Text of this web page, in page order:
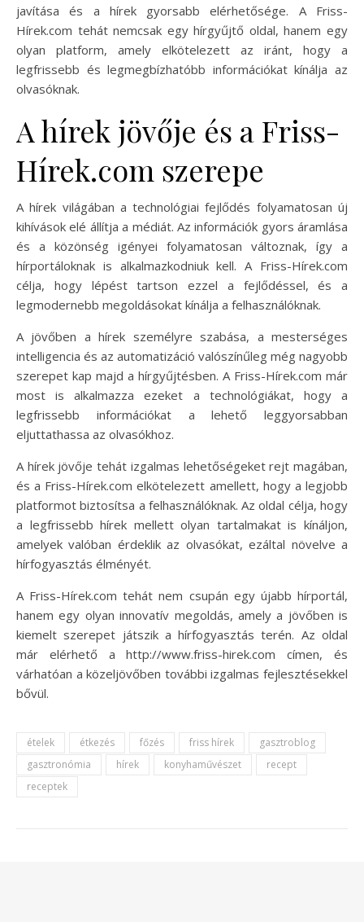
javítása és a hírek gyorsabb elérhetősége. A Friss-
Hírek.com tehát nemcsak egy hírgyűjtő oldal, hanem egy
olyan platform, amely elkötelezett az iránt, hogy a
legfrissebb és legmegbízhatóbb információkat kínálja az
olvasóknak.
A hírek jövője és a Friss-
Hírek.com szerepe
A hírek világában a technológiai fejlődés folyamatosan új
kihívások elé állítja a médiát. Az információk gyors áramlása
és a közönség igényei folyamatosan változnak, így a
hírportáloknak is alkalmazkodniuk kell. A Friss-Hírek.com
célja, hogy lépést tartson ezzel a fejlődéssel, és a
legmodernebb megoldásokat kínálja a felhasználóknak.
A jövőben a hírek személyre szabása, a mesterséges
intelligencia és az automatizáció valószínűleg még nagyobb
szerepet kap majd a hírgyűjtésben. A Friss-Hírek.com már
most is alkalmazza ezeket a technológiákat, hogy a
legfrissebb információkat a lehető leggyorsabban
eljuttathassa az olvasókhoz.
A hírek jövője tehát izgalmas lehetőségeket rejt magában,
és a Friss-Hírek.com elkötelezett amellett, hogy a legjobb
platformot biztosítsa a felhasználóknak. Az oldal célja, hogy
a legfrissebb hírek mellett olyan tartalmakat is kínáljon,
amelyek valóban érdeklik az olvasókat, ezáltal növelve a
hírfogyasztás élményét.
A Friss-Hírek.com tehát nem csupán egy újabb hírportál,
hanem egy olyan innovatív megoldás, amely a jövőben is
kiemelt szerepet játszik a hírfogyasztás terén. Az oldal
már elérhető a http://www.friss-hirek.com címen, és
várhatóan a közeljövőben további izgalmas fejlesztésekkel
bővül.
ételek étkezés főzés friss hírek
gasztroblog
gasztronómia
hírek konyhaművészet
recept
receptek